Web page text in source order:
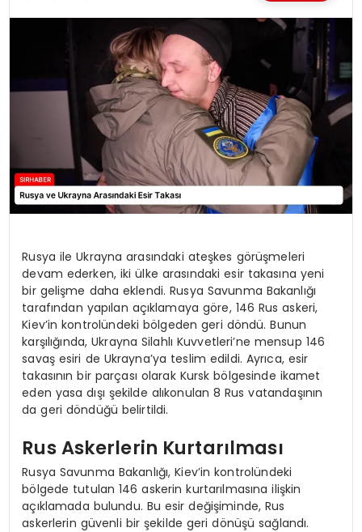
Rusya ile Ukrayna arasındaki ateşkes görüşmeleri
devam ederken, iki ülke arasındaki esir takasına yeni
bir gelişme daha eklendi. Rusya Savunma Bakanlığı
tarafından yapılan açıklamaya göre, 146 Rus askeri,
Kiev’in kontrolündeki bölgeden geri döndü. Bunun
karşılığında, Ukrayna Silahlı Kuvvetleri’ne mensup 146
savaş esiri de Ukrayna’ya teslim edildi. Ayrıca, esir
takasının bir parçası olarak Kursk bölgesinde ikamet
eden yasa dışı şekilde alıkonulan 8 Rus vatandaşının
da geri döndüğü belirtildi.
Rus Askerlerin Kurtarılması
Rusya Savunma Bakanlığı, Kiev’in kontrolündeki
bölgede tutulan 146 askerin kurtarılmasına ilişkin
açıklamada bulundu. Bu esir değişiminde, Rus
askerlerin güvenli bir şekilde geri dönüşü sağlandı.